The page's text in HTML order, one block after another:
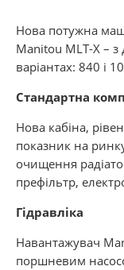
Нова потужна
Manitou MLT-X –
варіантах: 840 і
Стандартна
Нова кабіна,
показник на
очищення
префільтр,
Гідравліка
Навантажувач
поршневим